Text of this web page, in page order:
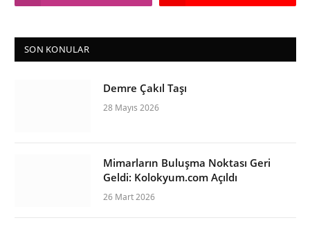
SON KONULAR
Demre Çakıl Taşı
28 Mayıs 2026
Mimarların Buluşma Noktası Geri
Geldi: Kolokyum.com Açıldı
26 Mart 2026